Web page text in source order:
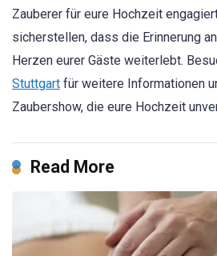
Zauberer für eure Hochzeit
sicherstellen, dass die Erinnerung
Herzen eurer Gäste weiterlebt.
Stuttgart für weitere Informationen
Zaubershow, die eure Hochzeit
Read More